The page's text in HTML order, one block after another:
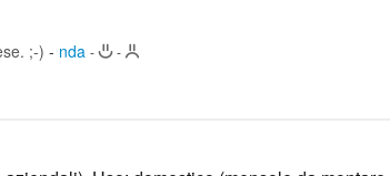
;-) - nda - -